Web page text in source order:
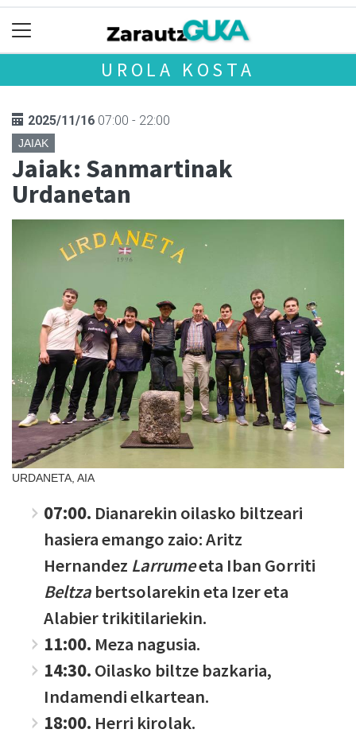
UROLA KOSTA
2025/11/16 07:00 - 22:00
JAIAK
Jaiak: Sanmartinak
Urdanetan
URDANETA, AIA
07:00. Dianarekin oilasko biltzeari
hasiera emango zaio: Aritz
Hernandez Larrumeeta Iban Gorriti
Beltza bertsolarekin eta Izer eta
Alabier trikitilariekin.
11:00. Meza nagusia.
14:30. Oilasko biltze bazkaria,
Indamendi elkartean.
18:00. Herri kirolak.